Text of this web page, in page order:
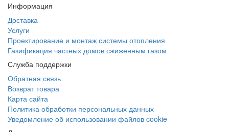
Информация
Доставка
Услуги
Проектирование и монтаж системы отопления
Газификация частных домов сжиженным газом
Служба поддержки
Обратная связь
Возврат товара
Карта сайта
Политика обработки персональных данных
Уведомление об использовании файлов cookie